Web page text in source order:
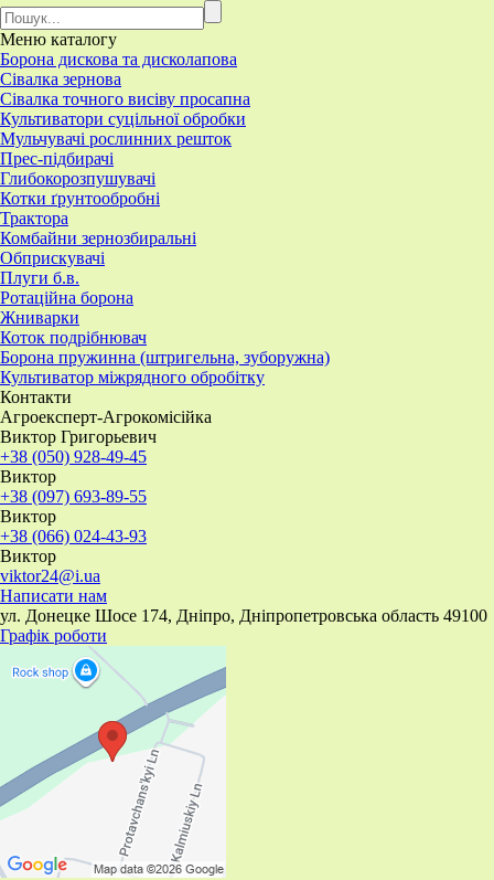
Меню каталогу
Борона дискова та дисколапова
Сівалка зернова
Сівалка точного висіву просапна
Культиватори суцільної обробки
Мульчувачі рослинних решток
Прес-підбирачі
Глибокорозпушувачі
Котки ґрунтообробні
Трактора
Комбайни зернозбиральні
Обприскувачі
Плуги б.в.
Ротаційна борона
Жниварки
Коток подрібнювач
Борона пружинна (штригельна, зуборужна)
​Культиватор міжрядного обробітку
Контакти
Агроексперт-Агрокомісійка
Виктор Григорьевич
+38 (050) 928-49-45
Виктор
+38 (097) 693-89-55
Виктор
+38 (066) 024-43-93
Виктор
viktor24@i.ua
Написати нам
ул. Донецке Шосе 174, Дніпро, Дніпропетровська область 49100
Графік роботи